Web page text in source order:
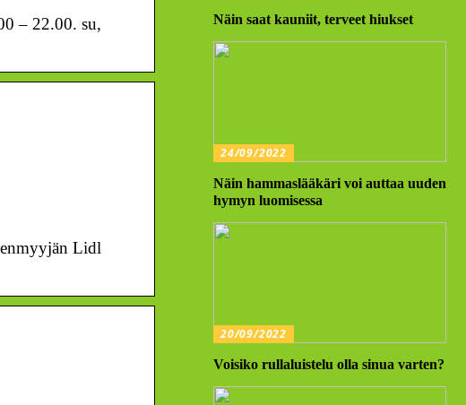
– 22.00. su,
Lidl
Näin saat kauniit, terveet hiukset
24/09/2022
Näin hammaslääkäri voi auttaa uuden
hymyn luomisessa
20/09/2022
Voisiko rullaluistelu olla sinua varten?